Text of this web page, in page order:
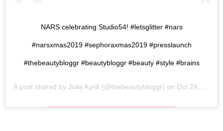
NARS celebrating Studio54! #letsglitter #nars
#narsxmas2019 #sephoraxmas2019 #presslaunch
#thebeautybloggr #beautybloggr #beauty #style #brains
A post shared by Julia Kyrili (@thebeautybloggr) on Oct 24, 2019 at 6:20am PDT